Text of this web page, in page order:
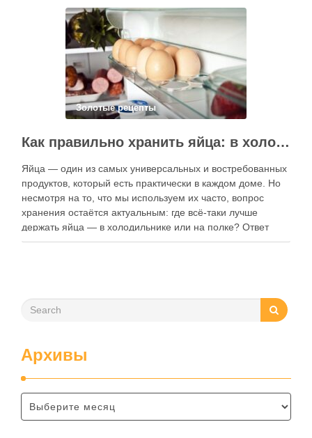
контент, расширять коллекции блюд и добавлять новые
функции. Ниже …
Золотые рецепты
Как правильно хранить яйца: в холодильнике или на полке?
Яйца — один из самых универсальных и востребованных
продуктов, который есть практически в каждом доме. Но
несмотря на то, что мы используем их часто, вопрос
хранения остаётся актуальным: где всё-таки лучше
держать яйца — в холодильнике или на полке? Ответ
зависит от нескольких факторов, включая температуру
Архивы